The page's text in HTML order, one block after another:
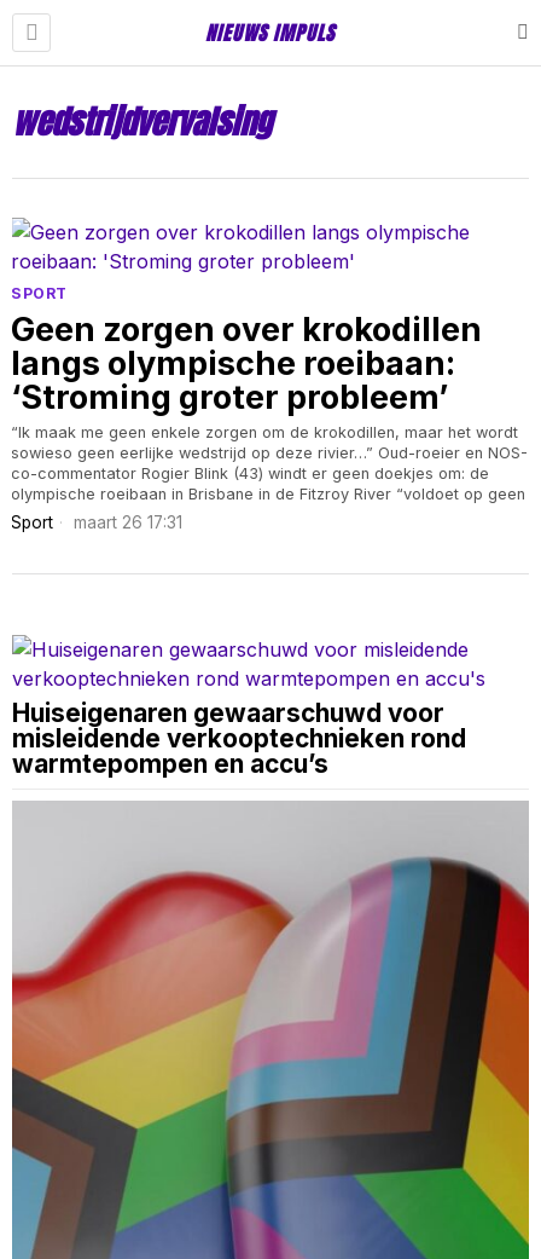
NIEUWS IMPULS
wedstrijdvervalsing
SPORT
Geen zorgen over krokodillen
langs olympische roeibaan:
‘Stroming groter probleem’
“Ik maak me geen enkele zorgen om de krokodillen, maar het wordt
sowieso geen eerlijke wedstrijd op deze rivier…” Oud-roeier en NOS-
co-commentator Rogier Blink (43) windt er geen doekjes om: de
olympische roeibaan in Brisbane in de Fitzroy River “voldoet op geen
Sport maart 26 17:31
Huiseigenaren gewaarschuwd voor
misleidende verkooptechnieken rond
warmtepompen en accu’s